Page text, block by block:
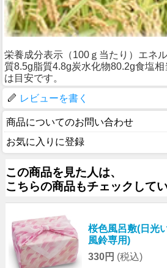
栄養成分表示（100ｇ当たり）エネ
質8.5g脂質4.8g炭水化物80.2g食塩
は目安です。
レビューを書く
商品についてのお問い合わせ
お気に入りに登録
この商品を見た人は、
こちらの商品もチェックして
桜色風呂敷(日光
風鈴専用)
330円 (税込)